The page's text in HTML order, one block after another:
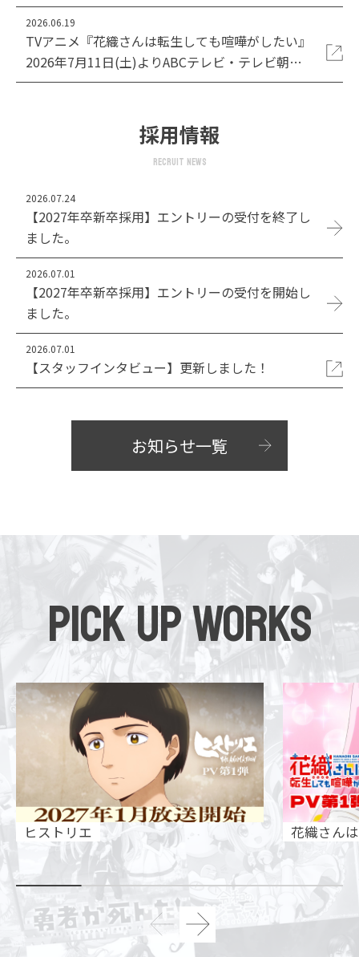
2026.06.19
TVアニメ『花織さんは転生しても喧嘩がしたい』
2026年7月11日(土)よりABCテレビ・テレビ朝日
系列全国24局ネット『ANiMAZiNG!!!』枠、ＢＳ
採用情報
RECRUIT news
2026.07.24
【2027年卒新卒採用】エントリーの受付を終了し
ました。
2026.07.01
【2027年卒新卒採用】エントリーの受付を開始し
ました。
2026.07.01
【スタッフインタビュー】更新しました！
お知らせ一覧
PICK UP WORKS
ヒストリエ 花織さん